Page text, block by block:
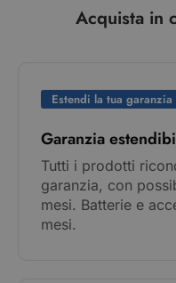
Acquista in
Estendi la tua garanzia
Garanzia
Tutti i prodotti
garanzia, con
mesi. Batterie e
mesi.